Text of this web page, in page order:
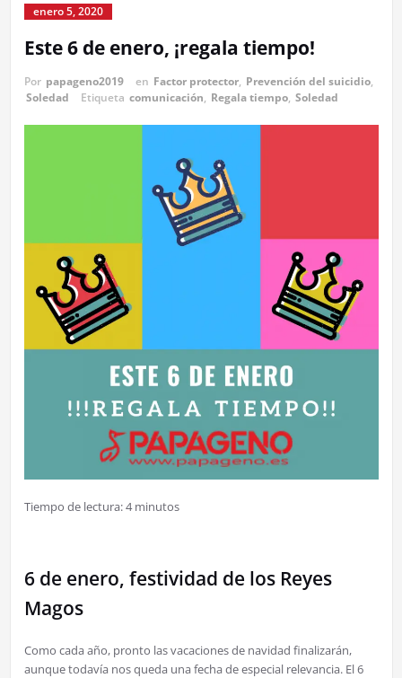
enero 5, 2020
Este 6 de enero, ¡regala tiempo!
Por papageno2019 en Factor protector, Prevención del suicidio,
Soledad
Etiqueta comunicación, Regala tiempo, Soledad
Tiempo de lectura:4 minutos
6 de enero, festividad de los Reyes
Magos
Como cada año, pronto las vacaciones de navidad finalizarán,
aunque todavía nos queda una fecha de especial relevancia. El 6